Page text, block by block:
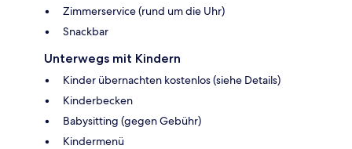
Zimmerservice (rund um die Uhr)
Snackbar
Unterwegs mit Kindern
Kinder übernachten kostenlos (siehe Details)
Kinderbecken
Babysitting (gegen Gebühr)
Kindermenü